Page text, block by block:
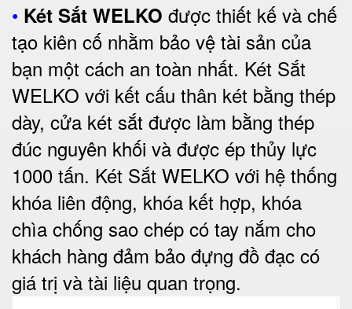
• Két Sắt WELKO được thiết kế và chế
tạo kiên cố nhằm bảo vệ tài sản của
bạn một cách an toàn nhất. Két Sắt
WELKO với kết cấu thân két bằng thép
dày, cửa két sắt được làm bằng thép
đúc nguyên khối và được ép thủy lực
1000 tấn. Két Sắt WELKO với hệ thống
khóa liên động, khóa kết hợp, khóa
chìa chống sao chép có tay nắm cho
khách hàng đảm bảo đựng đồ đạc có
giá trị và tài liệu quan trọng.